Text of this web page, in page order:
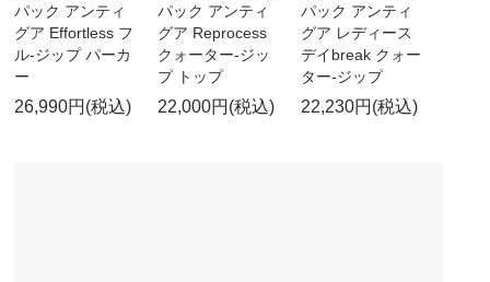
パック アンティ
グア Effortless フ
ル-ジップ パーカ
ー
26,990円(税込)
パック アンティ
グア Reprocess
クォーター-ジッ
プ トップ
22,000円(税込)
パック アンティ
グア レディース
デイbreak クォー
ター-ジップ
22,230円(税込)